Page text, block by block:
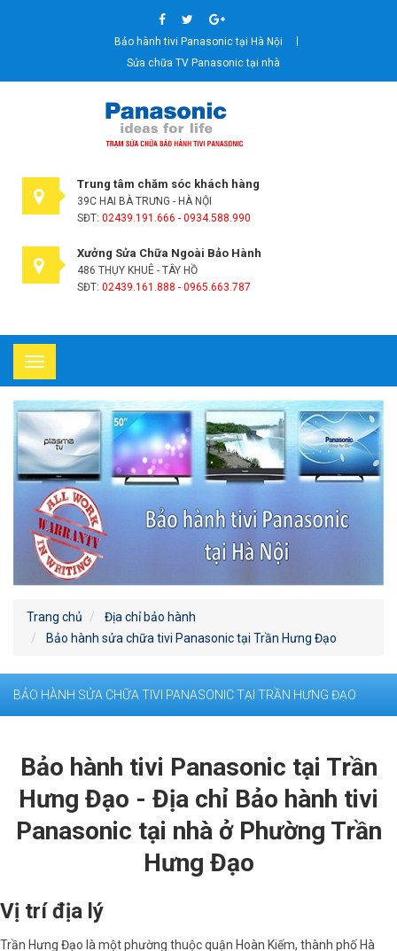
Bảo hành tivi Panasonic tại Hà Nội
Sửa chữa TV Panasonic tại nhà
Trung tâm chăm sóc khách hàng
39C HAI BÀ TRƯNG - HÀ NỘI
SĐT: 02439.191.666 - 0934.588.990
Xưởng Sửa Chữa Ngoài Bảo Hành
486 THỤY KHUÊ - TÂY HỒ
SĐT: 02439.161.888 - 0965.663.787
Toggle
navigation
Trang chủ
Địa chỉ bảo hành
Bảo hành sửa chữa tivi Panasonic tại Trần Hưng Đạo
BẢO HÀNH SỬA CHỮA TIVI PANASONIC TẠI TRẦN HƯNG ĐẠO
Bảo hành tivi Panasonic tại Trần
Hưng Đạo - Địa chỉ Bảo hành tivi
Panasonic tại nhà ở Phường Trần
Hưng Đạo
Vị trí địa lý
Trần Hưng Đạo là một phường thuộc quận Hoàn Kiếm, thành phố Hà